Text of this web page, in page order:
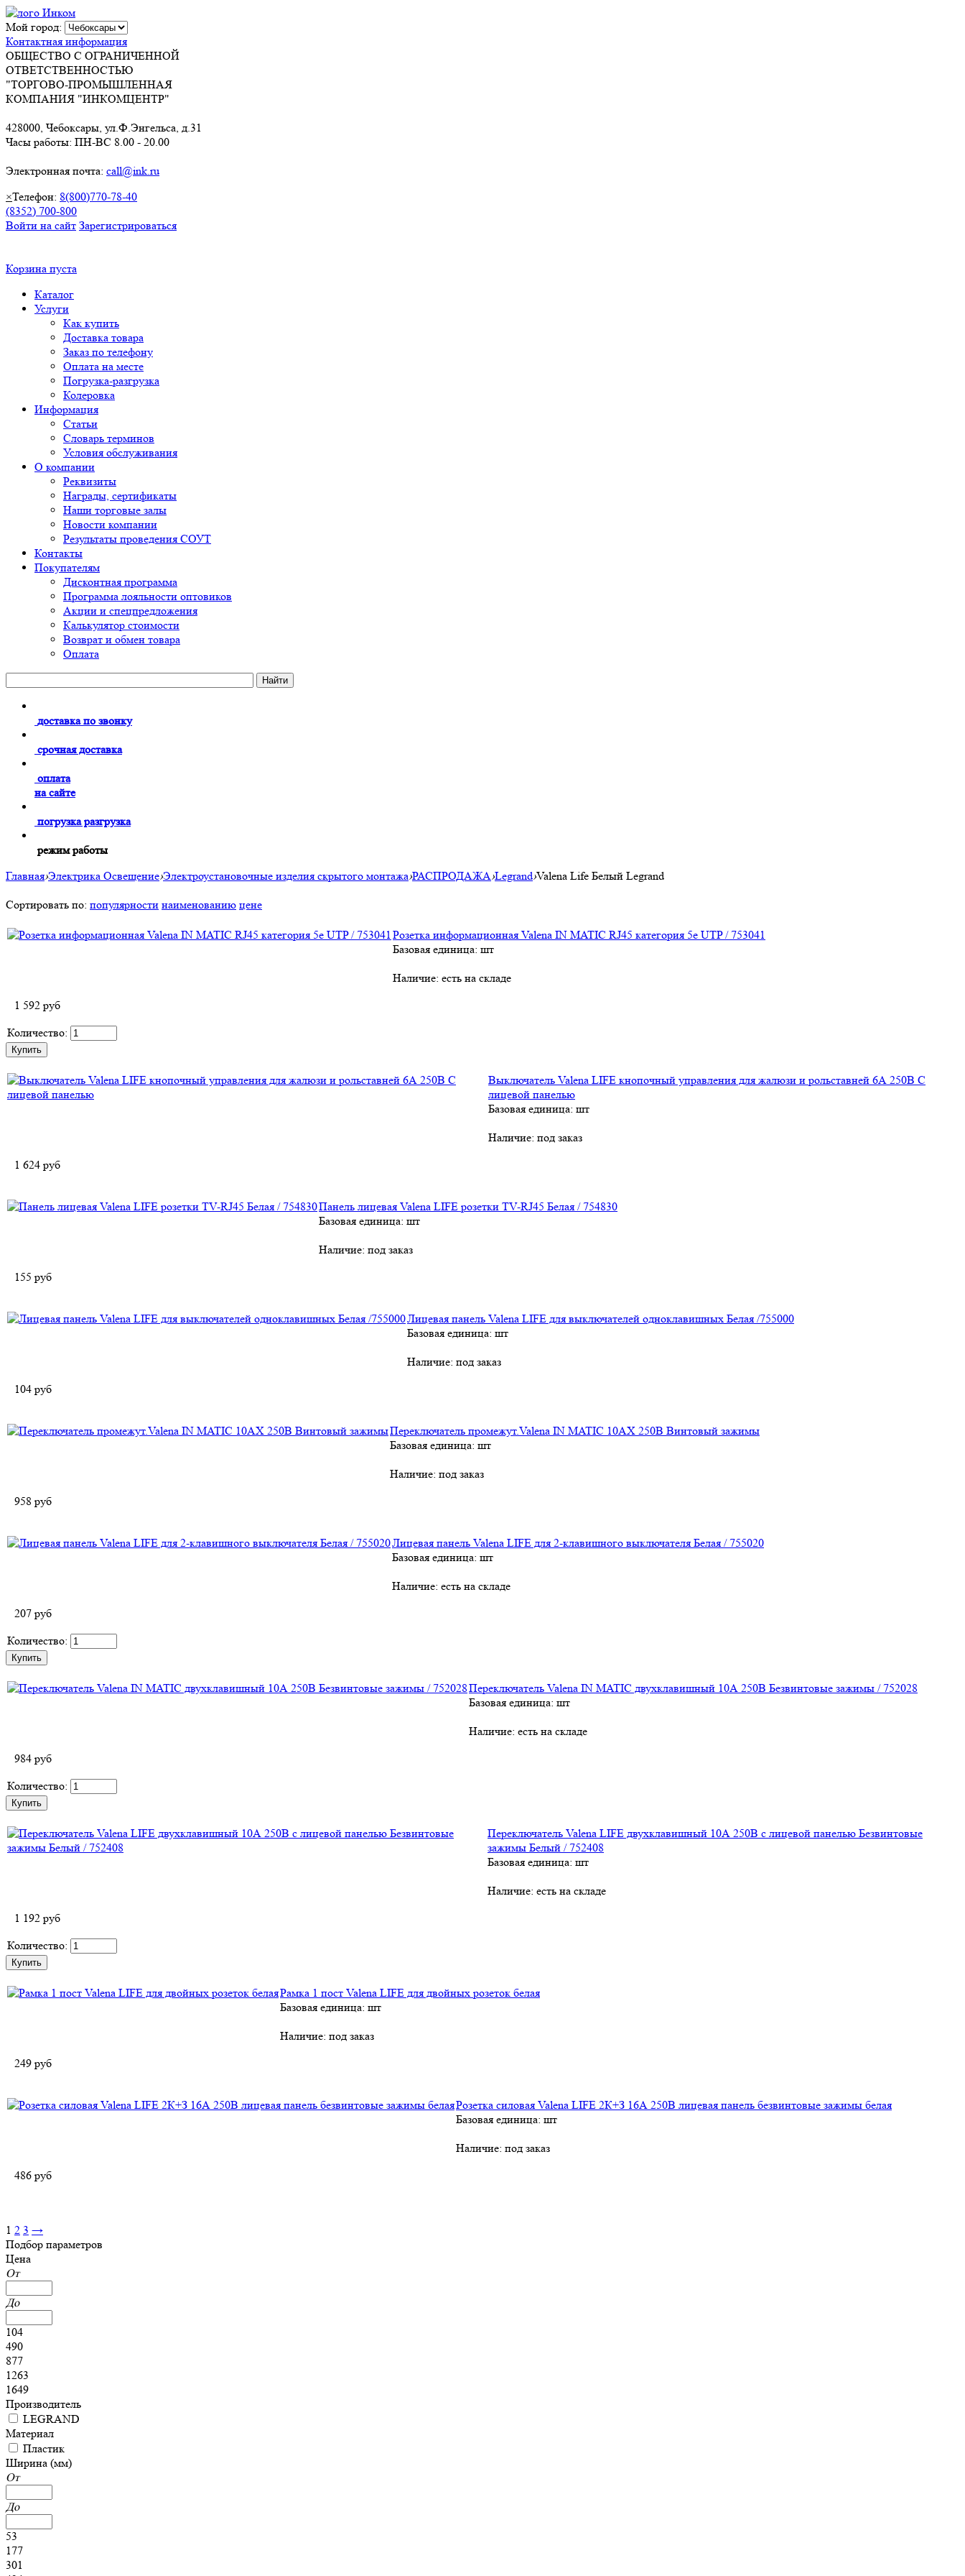
Мой город:
Контактная информация
ОБЩЕСТВО С ОГРАНИЧЕННОЙ
ОТВЕТСТВЕННОСТЬЮ
"ТОРГОВО-ПРОМЫШЛЕННАЯ
КОМПАНИЯ "ИНКОМЦЕНТР"
428000, Чебоксары, ул.Ф.Энгельса, д.31
Часы работы: ПН-ВС 8.00 - 20.00
Электронная почта: call@ink.ru
×Телефон: 8(800)770-78-40
(8352) 700-800
Войти на сайт Зарегистрироваться
Корзина пуста
Каталог
Услуги
Как купить
Доставка товара
Заказ по телефону
Оплата на месте
Погрузка-разгрузка
Колеровка
Информация
Статьи
Словарь терминов
Условия обслуживания
О компании
Реквизиты
Награды, сертификаты
Наши торговые залы
Новости компании
Результаты проведения СОУТ
Контакты
Покупателям
Дисконтная программа
Программа лояльности оптовиков
Акции и спецпредложения
Калькулятор стоимости
Возврат и обмен товара
Оплата
доставка по звонку
срочная доставка
оплата
на сайте
погрузка разгрузка
режим работы
Главная›Электрика Освещение›Электроустановочные изделия скрытого монтажа›РАСПРОДАЖА›Legrand›Valena Life Белый Legrand
Сортировать по: популярности наименованию цене
Розетка информационная Valena IN MATIC RJ45 категория 5е UTP / 753041
Базовая единица: шт
Наличие: есть на складе
1 592 руб
Количество:
Выключатель Valena LIFE кнопочный управления для жалюзи и рольставней 6А 250В С
лицевой панелью
Базовая единица: шт
Наличие: под заказ
1 624 руб
Панель лицевая Valena LIFE розетки TV-RJ45 Белая / 754830
Базовая единица: шт
Наличие: под заказ
155 руб
Лицевая панель Valena LIFE для выключателей одноклавишных Белая /755000
Базовая единица: шт
Наличие: под заказ
104 руб
Переключатель промежут.Valena IN MATIC 10АХ 250В Винтовый зажимы
Базовая единица: шт
Наличие: под заказ
958 руб
Лицевая панель Valena LIFE для 2-клавишного выключателя Белая / 755020
Базовая единица: шт
Наличие: есть на складе
207 руб
Количество:
Переключатель Valena IN MATIC двухклавишный 10А 250В Безвинтовые зажимы / 752028
Базовая единица: шт
Наличие: есть на складе
984 руб
Количество:
Переключатель Valena LIFE двухклавишный 10А 250В с лицевой панелью Безвинтовые
зажимы Белый / 752408
Базовая единица: шт
Наличие: есть на складе
1 192 руб
Количество:
Рамка 1 пост Valena LIFE для двойных розеток белая
Базовая единица: шт
Наличие: под заказ
249 руб
Розетка силовая Valena LIFE 2К+З 16А 250В лицевая панель безвинтовые зажимы белая
Базовая единица: шт
Наличие: под заказ
486 руб
1 2 3 →
Подбор параметров
Цена
От
До
104
490
877
1263
1649
Производитель
LEGRAND
Материал
Пластик
Ширина (мм)
От
До
53
177
301